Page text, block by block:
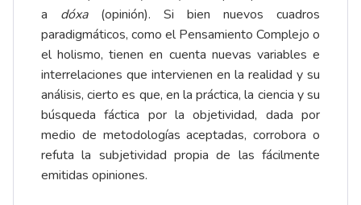
a dóxa(opinión). Si bien nuevos cuadros
paradigmáticos, como el Pensamiento Complejo o
el holismo, tienen en cuenta nuevas variables e
interrelaciones que intervienen en la realidad y su
análisis, cierto es que, en la práctica, la ciencia y su
búsqueda fáctica por la objetividad, dada por
medio de metodologías aceptadas, corrobora o
refuta la subjetividad propia de las fácilmente
emitidas opiniones.